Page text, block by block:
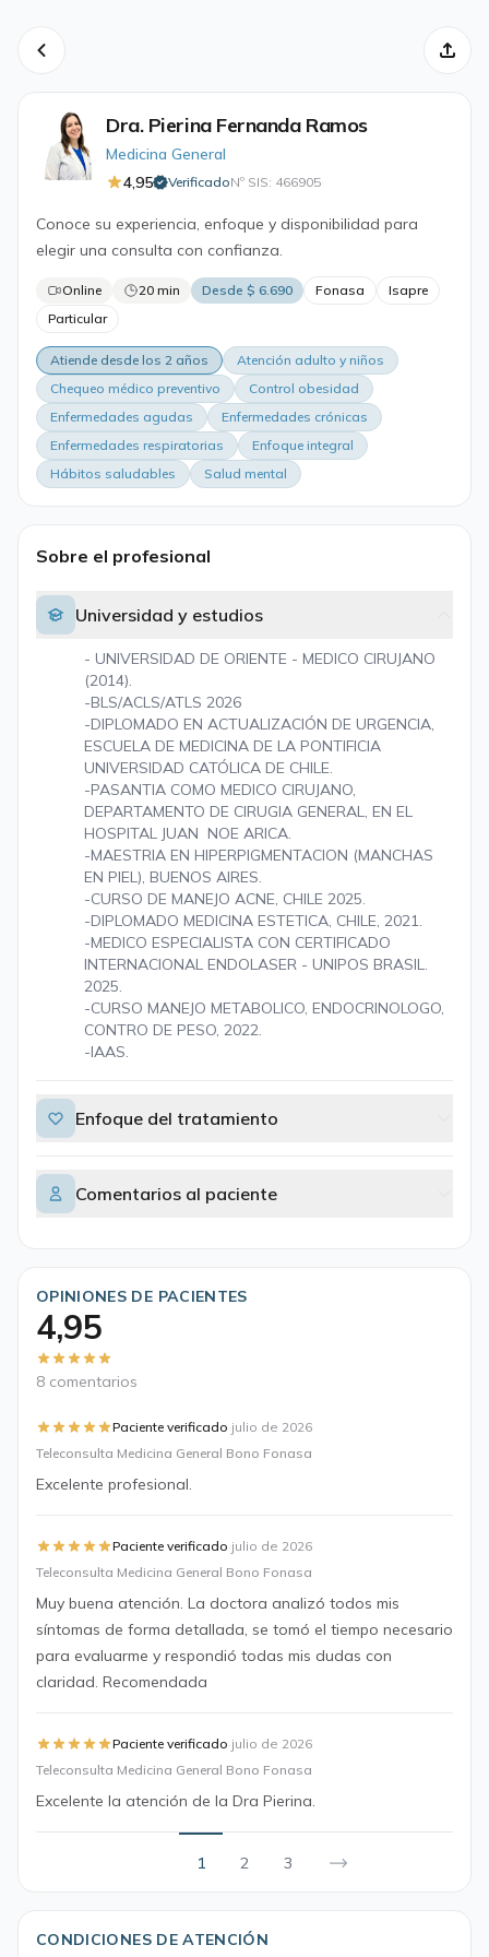
Dra. Pierina Fernanda Ramos
Medicina General
4,95
VerificadoNº SIS: 466905·
Conoce su experiencia, enfoque y disponibilidad para
elegir una consulta con confianza.
Online 20 min Desde $ 6.690 Fonasa
Isapre
Particular
Atiende desde los 2 años
Atención adulto y niños
Chequeo médico preventivo
Control obesidad
Enfermedades agudas
Enfermedades crónicas
Enfermedades respiratorias
Enfoque integral
Hábitos saludables
Salud mental
Sobre el profesional
Universidad y estudios
- UNIVERSIDAD DE ORIENTE - MEDICO CIRUJANO
(2014).
-BLS/ACLS/ATLS 2026
-DIPLOMADO EN ACTUALIZACIÓN DE URGENCIA,
ESCUELA DE MEDICINA DE LA PONTIFICIA
UNIVERSIDAD CATÓLICA DE CHILE.
-PASANTIA COMO MEDICO CIRUJANO,
DEPARTAMENTO DE CIRUGIA GENERAL, EN EL
HOSPITAL JUAN NOE ARICA.
-MAESTRIA EN HIPERPIGMENTACION (MANCHAS
EN PIEL), BUENOS AIRES.
-CURSO DE MANEJO ACNE, CHILE 2025.
-DIPLOMADO MEDICINA ESTETICA, CHILE, 2021.
-MEDICO ESPECIALISTA CON CERTIFICADO
INTERNACIONAL ENDOLASER - UNIPOS BRASIL.
2025.
-CURSO MANEJO METABOLICO, ENDOCRINOLOGO,
CONTRO DE PESO, 2022.
-IAAS.
Enfoque del tratamiento
Comentarios al paciente
OPINIONES DE PACIENTES
4,95
8 comentarios
Paciente verificado·julio de 2026
Teleconsulta Medicina General Bono Fonasa
Excelente profesional.
Paciente verificado·julio de 2026
Teleconsulta Medicina General Bono Fonasa
Muy buena atención. La doctora analizó todos mis
síntomas de forma detallada, se tomó el tiempo necesario
para evaluarme y respondió todas mis dudas con
claridad. Recomendada
Paciente verificado·julio de 2026
Teleconsulta Medicina General Bono Fonasa
Excelente la atención de la Dra Pierina.
1 2 3
CONDICIONES DE ATENCIÓN